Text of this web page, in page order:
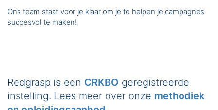
Ons team staat voor je klaar om je te helpen je campagnes
succesvol te maken!
Redgrasp is een CRKBO geregistreerde
instelling. Lees meer over onze methodiek